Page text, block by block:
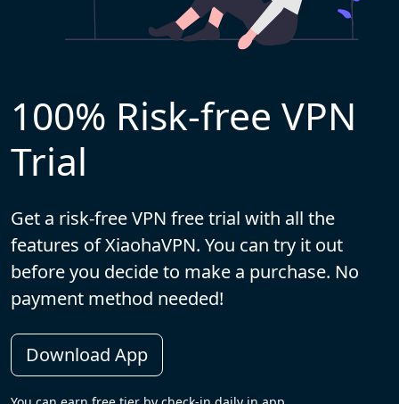
100% Risk-free VPN
Trial
Get a risk-free VPN free trial with all the
features of XiaohaVPN. You can try it out
before you decide to make a purchase. No
payment method needed!
Download App